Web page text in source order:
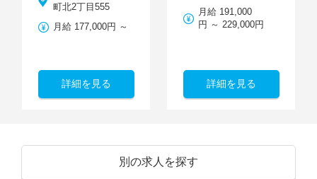
町北2丁目555
月給 177,000円 ～
詳細を見る
月給 191,000
円 ～ 229,000円
詳細を見る
別の求人を探す